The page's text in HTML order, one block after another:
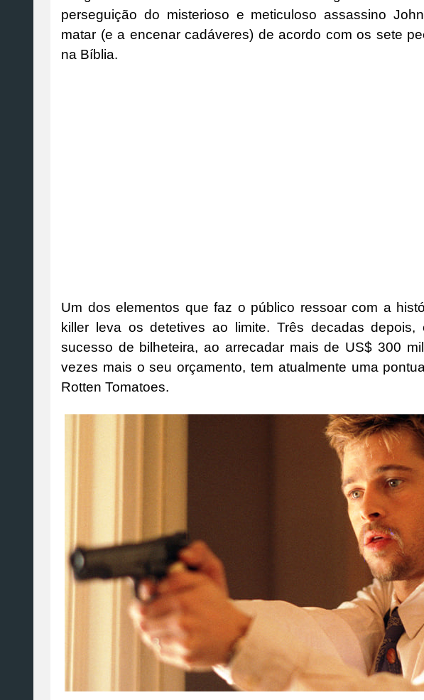
perseguição do misterioso e meticuloso assassino
matar (e a encenar cadáveres) de acordo com os sete
na Bíblia.
Um dos elementos que faz o público ressoar com a
killer leva os detetives ao limite. Três decadas
sucesso de bilheteira, ao arrecadar mais de US$ 300
vezes mais o seu orçamento, tem atualmente uma
Rotten Tomatoes.